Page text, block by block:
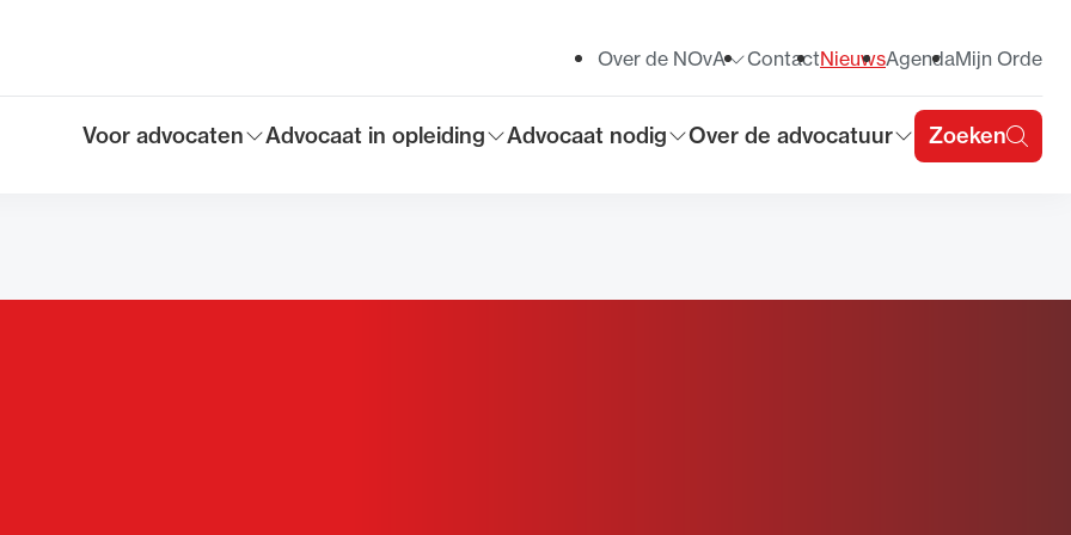
Toon submenu voor
Voor advocaten
Toon submenu voor
Advocaat in opleiding
Toon submenu voor
Advocaat nodig
Toon submenu voor
Over de advocatuur Zoeken
Toon submenu voor
Over de NOvA ContactNieuwsAgendaMijn Orde